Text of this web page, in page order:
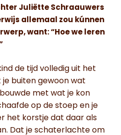
Juliëtte Schraauwers
allemaal zou kúnnen
want: “Hoe we leren
de tijd volledig uit het
je buiten gewoon wat
met wat je kon
op de stoep en je
het korstje dat daar als
Dat je schaterlachte om